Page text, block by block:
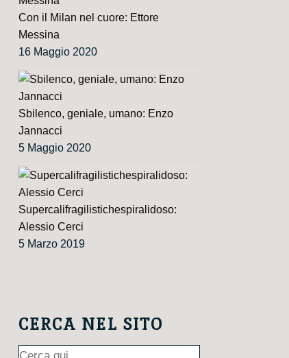
Con il Milan nel cuore: Ettore
Messina
16 Maggio 2020
Sbilenco, geniale, umano: Enzo
Jannacci
5 Maggio 2020
Supercalifragilistichespiralidoso:
Alessio Cerci
5 Marzo 2019
CERCA NEL SITO
Cerca: